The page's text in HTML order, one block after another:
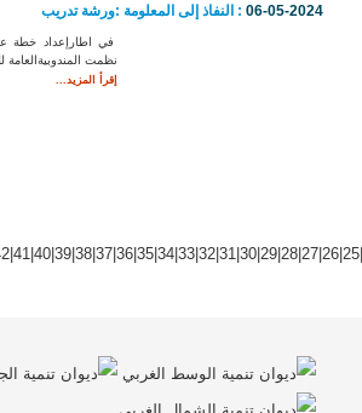
06-05-2024 : النفاذ إلى المعلومة :ورشة تدريب
في اطارإعداد خطة
نظمت المندوبيةالعامة
إقرأ المزيد...
25
26
27
28
29
30
31
32
33
34
35
36
37
38
39
40
41